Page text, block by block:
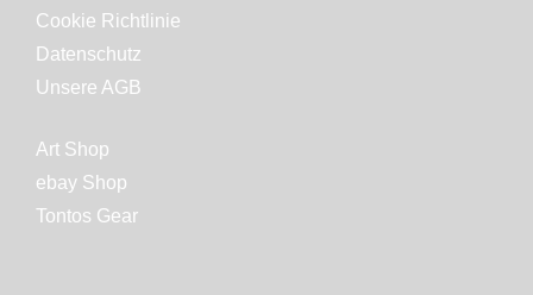
Cookie Richtlinie
Datenschutz
Unsere AGB
Art Shop
ebay Shop
Tontos Gear